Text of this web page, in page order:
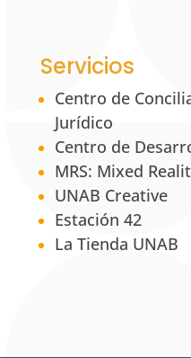
Servicios
Centro de
Jurídico
Centro de
MRS: Mixed
UNAB Creative
Estación 42
La Tienda UNAB